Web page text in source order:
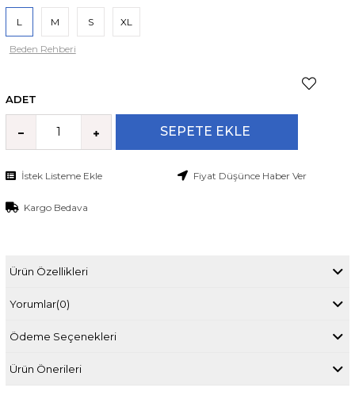
L M S XL
Beden Rehberi
ADET
İstek Listeme Ekle Fiyat Düşünce Haber Ver
Kargo Bedava
Ürün Özellikleri
Yorumlar(0)
Ödeme Seçenekleri
Ürün Önerileri